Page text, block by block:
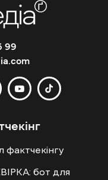
99
фактчекінгу
бот для